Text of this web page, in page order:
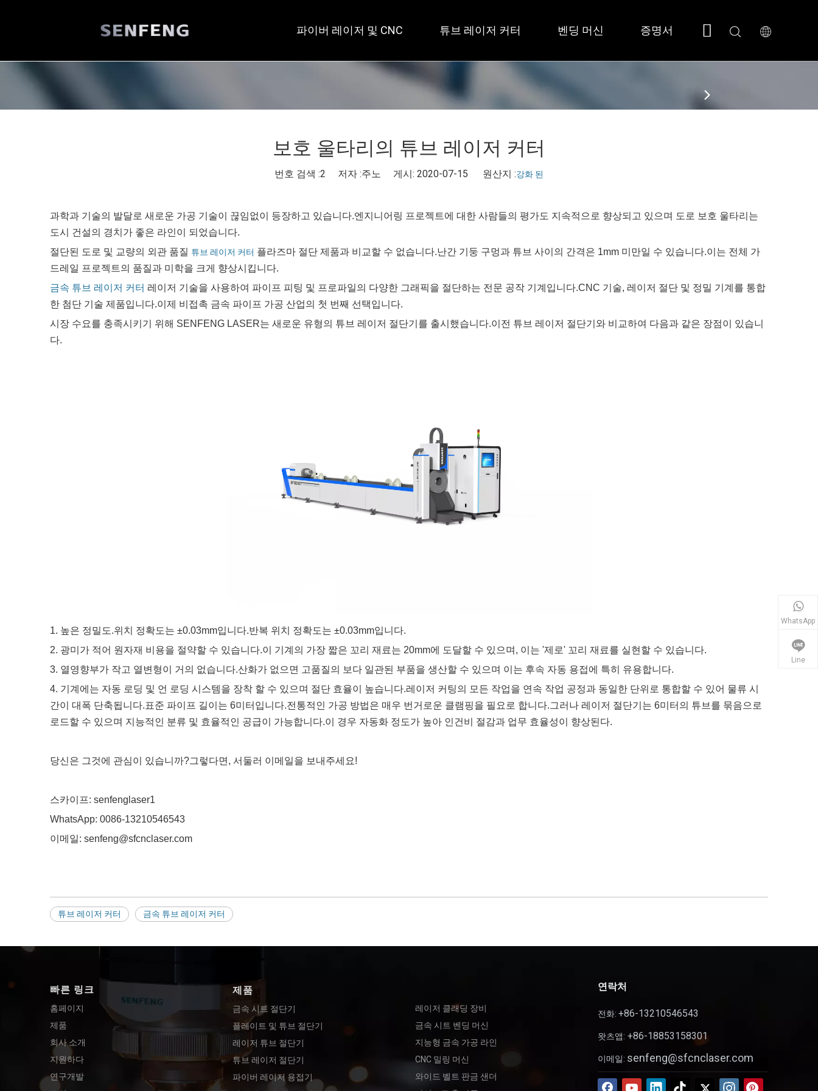
파이버 레이저 및 CNC 튜브 레이저 커터 벤딩 머신 증명서 회사 소개
보호 울타리의 튜브 레이저 커터
번호 검색 :2 저자 :주노 게시: 2020-07-15 원산지 :강화 된
과학과 기술의 발달로 새로운 가공 기술이 끊임없이 등장하고 있습니다.엔지니어링 프로젝트에 대한 사람들의 평가도 지속적으로 향상되고 있으며 도로 보호 울타리는
도시 건설의 경치가 좋은 라인이 되었습니다.
절단된 도로 및 교량의 외관 품질 튜브 레이저 커터 플라즈마 절단 제품과 비교할 수 없습니다.난간 기둥 구멍과 튜브 사이의 간격은 1mm 미만일 수 있습니다.이는 전체 가
드레일 프로젝트의 품질과 미학을 크게 향상시킵니다.
금속 튜브 레이저 커터 레이저 기술을 사용하여 파이프 피팅 및 프로파일의 다양한 그래픽을 절단하는 전문 공작 기계입니다.CNC 기술, 레이저 절단 및 정밀 기계를 통합
한 첨단 기술 제품입니다.이제 비접촉 금속 파이프 가공 산업의 첫 번째 선택입니다.
시장 수요를 충족시키기 위해 SENFENG LASER는 새로운 유형의 튜브 레이저 절단기를 출시했습니다.이전 튜브 레이저 절단기와 비교하여 다음과 같은 장점이 있습니
다.
1. 높은 정밀도.위치 정확도는 ±0.03mm입니다.반복 위치 정확도는 ±0.03mm입니다.
2. 광미가 적어 원자재 비용을 절약할 수 있습니다.이 기계의 가장 짧은 꼬리 재료는 20mm에 도달할 수 있으며, 이는 '제로' 꼬리 재료를 실현할 수 있습니다.
3. 열영향부가 작고 열변형이 거의 없습니다.산화가 없으면 고품질의 보다 일관된 부품을 생산할 수 있으며 이는 후속 자동 용접에 특히 유용합니다.
4. 기계에는 자동 로딩 및 언 로딩 시스템을 장착 할 수 있으며 절단 효율이 높습니다.레이저 커팅의 모든 작업을 연속 작업 공정과 동일한 단위로 통합할 수 있어 물류 시
간이 대폭 단축됩니다.표준 파이프 길이는 6미터입니다.전통적인 가공 방법은 매우 번거로운 클램핑을 필요로 합니다.그러나 레이저 절단기는 6미터의 튜브를 묶음으로
로드할 수 있으며 지능적인 분류 및 효율적인 공급이 가능합니다.이 경우 자동화 정도가 높아 인건비 절감과 업무 효율성이 향상된다.
당신은 그것에 관심이 있습니까?그렇다면, 서둘러 이메일을 보내주세요!
스카이프: senfenglaser1
WhatsApp: 0086-13210546543
이메일: senfeng@sfcnclaser.com
튜브 레이저 커터 금속 튜브 레이저 커터
빠른 링크
홈페이지
제품
회사 소개
지원하다
연구개발
제품
금속 시트 절단기
플레이트 및 튜브 절단기
레이저 튜브 절단기
튜브 레이저 절단기
파이버 레이저 용접기
레이저 클래딩 장비
금속 시트 벤딩 머신
지능형 금속 가공 라인
CNC 밀링 머신
와이드 벨트 판금 샌더
WhatsApp
Line
연락처
전화: +86-13210546543
왓츠앱: +86-18853158301
이메일: senfeng@sfcnclaser.com